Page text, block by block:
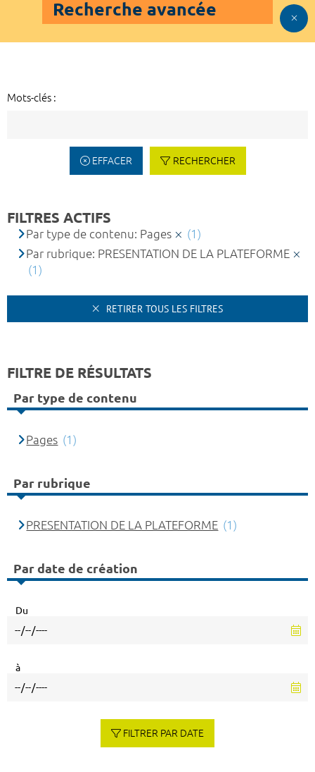
Recherche avancée
Mots-clés :
EFFACER RECHERCHER
FILTRES ACTIFS
Par type de contenu: Pages
(1)
Par rubrique: PRESENTATION DE LA PLATEFORME
(1)
RETIRER TOUS LES FILTRES
FILTRE DE RÉSULTATS
Par type de contenu
Pages (1)
Par rubrique
PRESENTATION DE LA PLATEFORME (1)
Par date de création
Du
à
FILTRER PAR DATE